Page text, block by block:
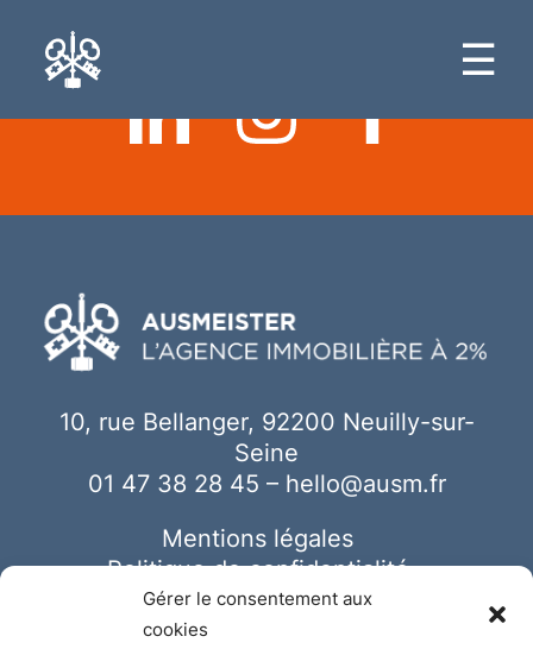
Gérer le consentement aux
cookies
☰
10, rue Bellanger, 92200 Neuilly-sur-
Seine
01 47 38 28 45 – hello@ausm.fr
Mentions légales
Politique de confidentialité
Cookies